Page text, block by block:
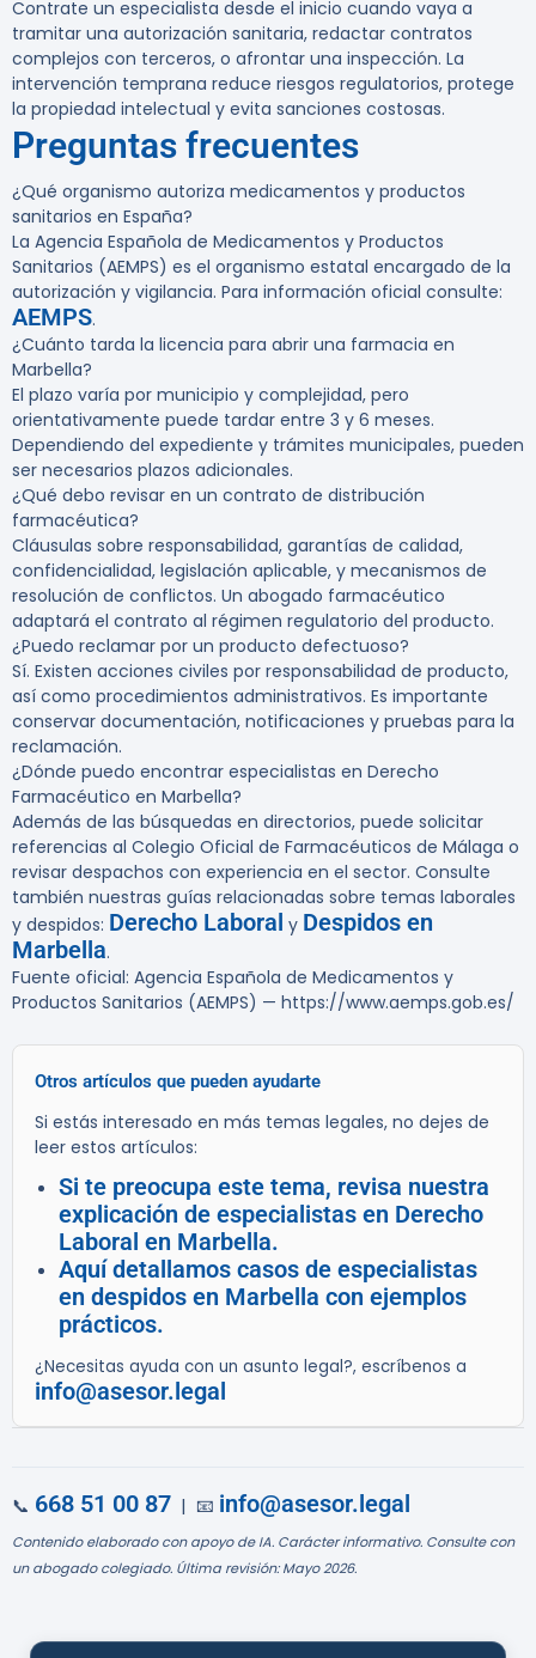
Contrate un especialista desde el inicio cuando vaya a
tramitar una autorización sanitaria, redactar contratos
complejos con terceros, o afrontar una inspección. La
intervención temprana reduce riesgos regulatorios, protege
la propiedad intelectual y evita sanciones costosas.
Preguntas frecuentes
¿Qué organismo autoriza medicamentos y productos
sanitarios en España?
La Agencia Española de Medicamentos y Productos
Sanitarios (AEMPS) es el organismo estatal encargado de la
autorización y vigilancia. Para información oficial consulte:
AEMPS.
¿Cuánto tarda la licencia para abrir una farmacia en
Marbella?
El plazo varía por municipio y complejidad, pero
orientativamente puede tardar entre 3 y 6 meses.
Dependiendo del expediente y trámites municipales, pueden
ser necesarios plazos adicionales.
¿Qué debo revisar en un contrato de distribución
farmacéutica?
Cláusulas sobre responsabilidad, garantías de calidad,
confidencialidad, legislación aplicable, y mecanismos de
resolución de conflictos. Un abogado farmacéutico
adaptará el contrato al régimen regulatorio del producto.
¿Puedo reclamar por un producto defectuoso?
Sí. Existen acciones civiles por responsabilidad de producto,
así como procedimientos administrativos. Es importante
conservar documentación, notificaciones y pruebas para la
reclamación.
¿Dónde puedo encontrar especialistas en Derecho
Farmacéutico en Marbella?
Además de las búsquedas en directorios, puede solicitar
referencias al Colegio Oficial de Farmacéuticos de Málaga o
revisar despachos con experiencia en el sector. Consulte
también nuestras guías relacionadas sobre temas laborales
y despidos: Derecho Laboral y Despidos en
Marbella.
Fuente oficial: Agencia Española de Medicamentos y
Productos Sanitarios (AEMPS) — https://www.aemps.gob.es/
Otros artículos que pueden ayudarte
Si estás interesado en más temas legales, no dejes de
leer estos artículos:
Si te preocupa este tema, revisa nuestra
explicación de especialistas en Derecho
Laboral en Marbella.
Aquí detallamos casos de especialistas
en despidos en Marbella con ejemplos
prácticos.
¿Necesitas ayuda con un asunto legal?, escríbenos a
info@asesor.legal
📞 668 51 00 87 | 📧 info@asesor.legal
Contenido elaborado con apoyo de IA. Carácter informativo. Consulte con
un abogado colegiado. Última revisión: Mayo 2026.